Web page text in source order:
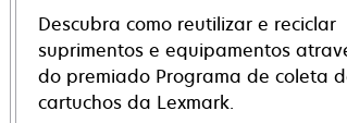
Descubra como reutilizar e reciclar
suprimentos e equipamentos
do premiado Programa de coleta
cartuchos da Lexmark.